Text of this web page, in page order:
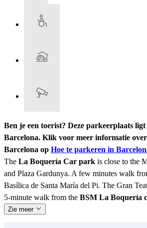
Ben je een toerist? Deze parkeerplaats
Barcelona. Klik voor meer informatie
Barcelona op Hoe te parkeren in
The La Boquería Car park is close to the
and Plaza Gardunya. A few minutes walk
Basílica de Santa María del Pi. The Gran
5-minute walk from the BSM La Boquería
Zie meer